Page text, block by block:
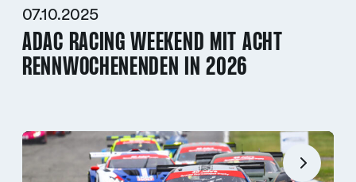
07.10.2025
ADAC RACING WEEKEND MIT ACHT
RENNWOCHENENDEN IN 2026